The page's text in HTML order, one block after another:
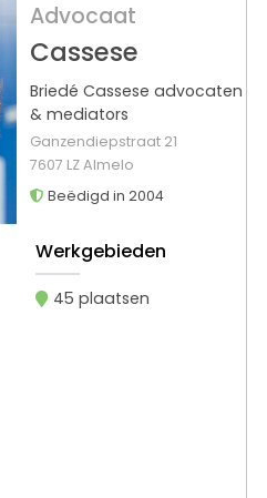
Advocaat
Cassese
Briedé Cassese advocaten
& mediators
Ganzendiepstraat 21
7607 LZ Almelo
Beëdigd in 2004
Werkgebieden
45 plaatsen